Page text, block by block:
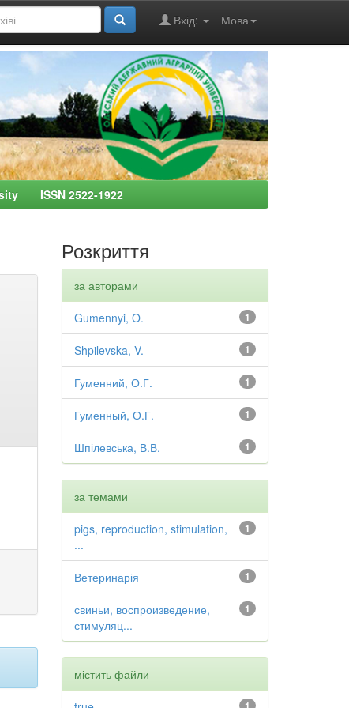
Мова
Вхід:
ISSN 2522-1922
Розкриття
за авторами
1
Gumennyi, O.
1
Shpilevska, V.
1
Гуменний, О.Г.
1
Гуменный, О.Г.
1
Шпілевська, В.В.
за темами
1
pigs, reproduction, stimulation,
...
1
Ветеринарія
1
свиньи, воспроизведение,
стимуляц...
містить файли